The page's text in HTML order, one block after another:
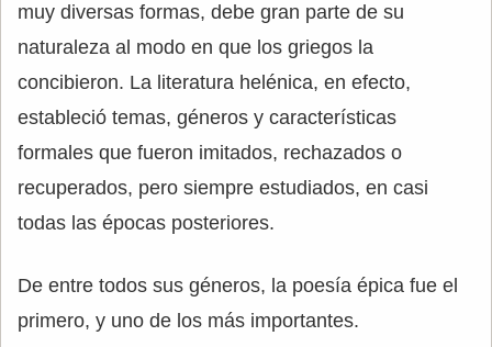
muy diversas formas, debe gran parte de su
naturaleza al modo en que los griegos la
concibieron. La literatura helénica, en efecto,
estableció temas, géneros y características
formales que fueron imitados, rechazados o
recuperados, pero siempre estudiados, en casi
todas las épocas posteriores.
De entre todos sus géneros, la poesía épica fue el
primero, y uno de los más importantes.